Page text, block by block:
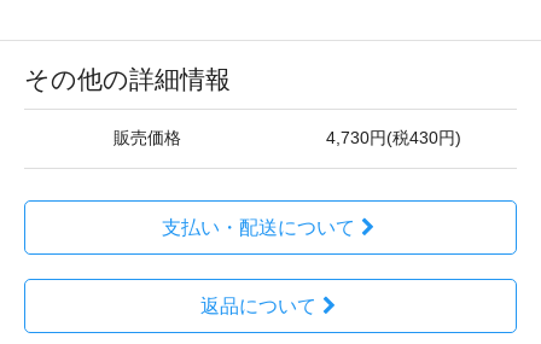
その他の詳細情報
販売価格 4,730円(税430円)
支払い・配送について
返品について